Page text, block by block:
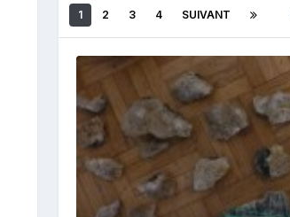
1 2 3 4 SUIVANT